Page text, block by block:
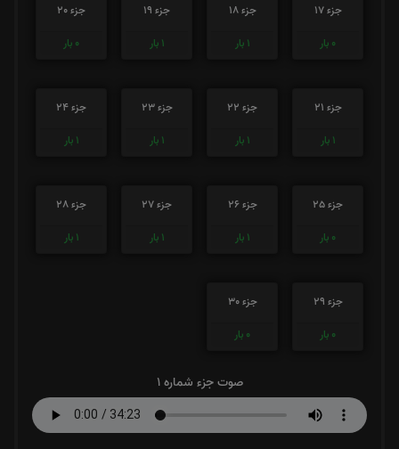
جزء 17
0 بار
جزء 18
1 بار
جزء 19
1 بار
جزء 20
0 بار
جزء 21
1 بار
جزء 22
1 بار
جزء 23
1 بار
جزء 24
1 بار
جزء 25
0 بار
جزء 26
1 بار
جزء 27
1 بار
جزء 28
1 بار
جزء 29
0 بار
جزء 30
0 بار
صوت جزء شماره 1